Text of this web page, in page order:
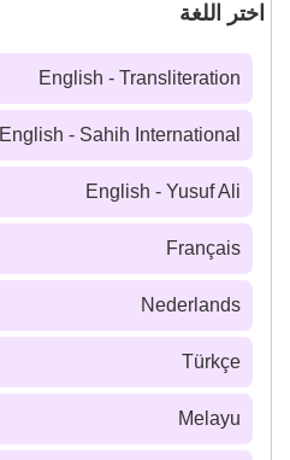
اختر اللغة
English - Transliteration
English - Sahih International
English - Yusuf Ali
Français
Nederlands
Türkçe
Melayu